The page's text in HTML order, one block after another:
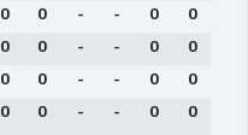
0 0 - - 0
0
0 0 - - 0
0
0 0 - - 0
0
0 0 - - 0 0